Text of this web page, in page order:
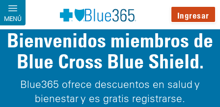
Pasar al contenido principal
MENÚ Ingresar
Bienvenidos miembros de
Blue Cross Blue Shield.
Blue365 ofrece descuentos en salud y
bienestar y es gratis registrarse.